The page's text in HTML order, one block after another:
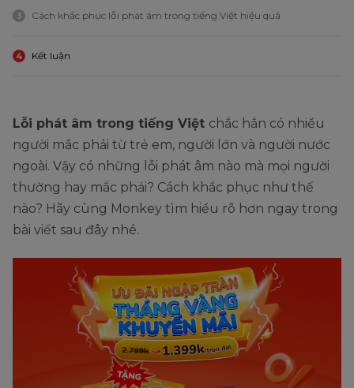
3 Cách khắc phục lỗi phát âm trong tiếng Việt hiệu quả
4 Kết luận
Lỗi phát âm trong tiếng Việt chắc hẳn có nhiều
người mắc phải từ trẻ em, người lớn và người nước
ngoài. Vậy có những lỗi phát âm nào mà mọi người
thường hay mắc phải? Cách khắc phục như thế
nào? Hãy cùng Monkey tìm hiểu rõ hơn ngay trong
bài viết sau đây nhé.